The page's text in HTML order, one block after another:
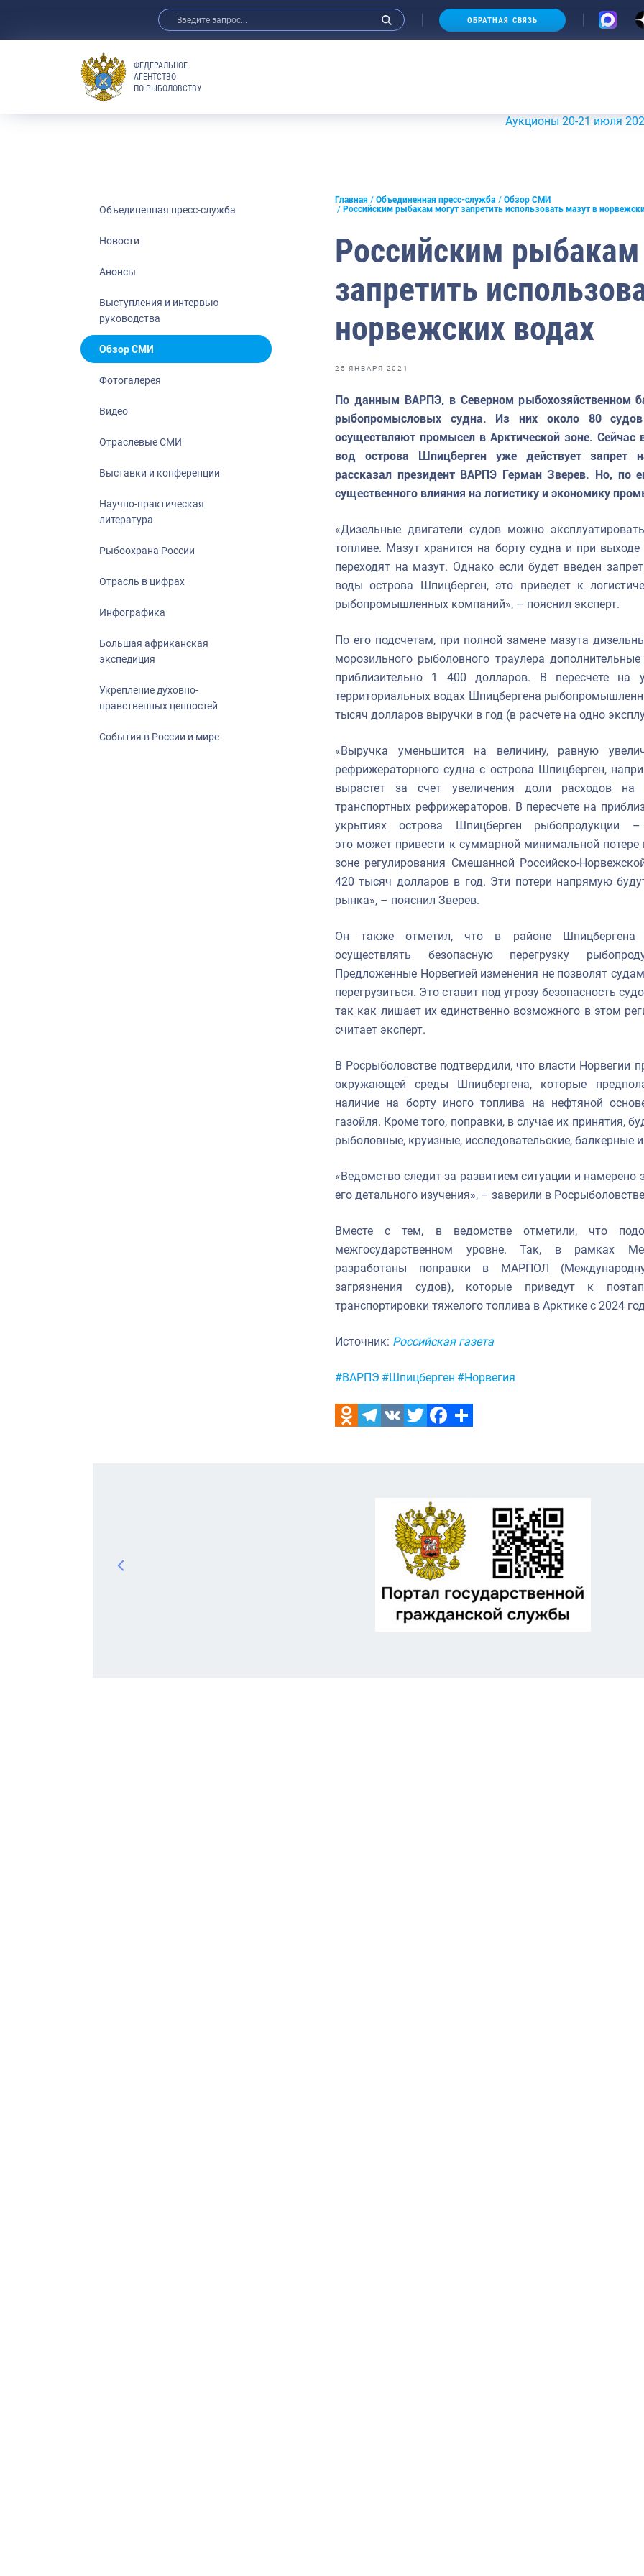
Анонсы
Выставки и конференции
Рыбоохрана России
Отрасль в цифрах
Инфографика
Большая африканская экспедиция
ОБРАТНАЯ СВЯЗЬ
ФЕДЕРАЛЬНОЕ
АГЕНТСТВО
ПО РЫБОЛОВСТВУ
Аукционы 20-21 июля 2026 г.
Объединенная пресс-служба
Новости
Анонсы
Выступления и интервью
руководства
Обзор СМИ
Фотогалерея
Видео
Отраслевые СМИ
Выставки и конференции
Научно-практическая
литература
Рыбоохрана России
Отрасль в цифрах
Инфографика
Большая африканская
экспедиция
Укрепление духовно-
нравственных ценностей
События в России и мире
Главная Объединенная пресс-служба
Обзор СМИ
Российским рыбакам могут запретить использовать мазут в
Российским
запретить
норвежских водах
25 ЯНВАРЯ 2021
По данным ВАРПЭ, в Северном рыбохозяйственном
рыбопромысловых судна. Из них около 80
осуществляют промысел в Арктической зоне. Сейчас
вод острова Шпицберген уже действует запрет
рассказал президент ВАРПЭ Герман Зверев. Но, по
существенного влияния на логистику и экономику
«Дизельные двигатели судов можно
топливе. Мазут хранится на борту судна и при
переходят на мазут. Однако если будет введен
воды острова Шпицберген, это приведет к
рыбопромышленных компаний», – пояснил эксперт.
По его подсчетам, при полной замене мазута
морозильного рыболовного траулера
приблизительно 1 400 долларов. В пересчете
территориальных водах Шпицбергена
тысяч долларов выручки в год (в расчете на одно
«Выручка уменьшится на величину, равную
рефрижераторного судна с острова Шпицберген,
вырастет за счет увеличения доли расходов на
транспортных рефрижераторов. В пересчете на
укрытиях острова Шпицберген
это может привести к суммарной минимальной
зоне регулирования Смешанной Российско-
420 тысяч долларов в год. Эти потери напрямую
рынка», – пояснил Зверев.
Он также отметил, что в районе Шпицбергена
осуществлять безопасную перегрузку
Предложенные Норвегией изменения не позволят
перегрузиться. Это ставит под угрозу безопасность
так как лишает их единственно возможного в этом
считает эксперт.
В Росрыболовстве подтвердили, что власти Норвегии
окружающей среды Шпицбергена, которые
наличие на борту иного топлива на нефтяной
газойля. Кроме того, поправки, в случае их принятия,
рыболовные, круизные, исследовательские, балкерные
«Ведомство следит за развитием ситуации и намерено
его детального изучения», – заверили в
Вместе с тем, в ведомстве отметили, что
межгосударственном уровне. Так, в рамках
разработаны поправки в МАРПОЛ
загрязнения судов), которые приведут к
транспортировки тяжелого топлива в Арктике с 2024
Источник: Российская газета
Метки:
#ВАРПЭ #Шпицберген #Норвегия